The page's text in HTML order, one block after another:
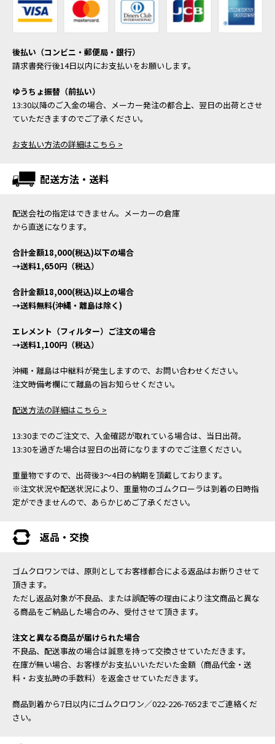
後払い（コンビニ・郵便局・銀行）
請求書発行後14日以内にお支払いをお願いします。
ゆうちょ振替（前払い）
13:30以降のご入金の場合、メーカー発注の都合上、翌日の出荷とさせ
ていただきますのでご了承ください。
お支払い方法の詳細はこちら >
配送方法・送料
配送会社の指定はできません。メーカーの倉庫
から直送になります。
合計金額18,000(税込)以下の場合
→送料1,650円（税込）
合計金額18,000(税込)以上の場合
→送料無料(沖縄・離島は除く)
エレメント（フィルター）ご注文の場合
→送料1,100円（税込）
沖縄・離島は中継料が発生しますので、お問い合わせください。
注文時備考欄にて離島の旨お知らせください。
配送方法の詳細はこちら >
13:30までのご注文で、入金確認が取れている場合は、当日出荷。
13:30を過ぎた場合は翌日の出荷になりますのでご注意ください。
重量物ですので、出荷後3～4日の納期を頂戴しております。
※注文状況や配送状況により、重量物のゴムクローラは到着の日時指
定ができませんので、あらかじめご了承ください。
返品・交換
ゴムクロワンでは、原則としてお客様都合による返品はお断りさせて
頂きます。
ただし返品対象が不良品、または誤配等の理由により注文商品と異な
る商品をご納品した場合のみ、受付させて頂きます。
注文と異なる商品が届けられた場合
不良品、配送事故の場合は誠意を持って交換させていただきます。
在庫が無い場合、お客様がお支払いいただいた金額（商品代金・送
料・お支払時の手数料）を返金させていただきます。
商品到着から7日以内にゴムクロワン／022-226-7652までご連絡くだ
さい。